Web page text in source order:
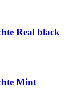
Real black
Mint